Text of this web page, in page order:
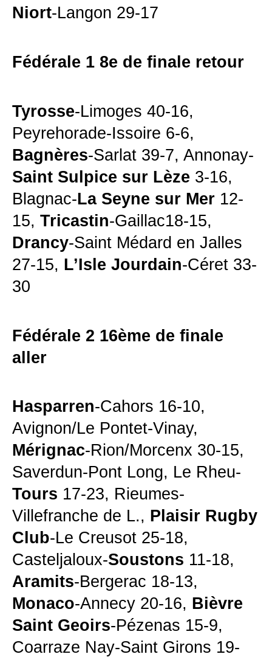
Niort-Langon 29-17
Fédérale 1 8e de finale retour
Tyrosse-Limoges 40-16,
Peyrehorade-Issoire 6-6,
Bagnères-Sarlat 39-7, Annonay-
Saint Sulpice sur Lèze 3-16,
Blagnac-La Seyne sur Mer 12-
15, Tricastin-Gaillac18-15,
Drancy-Saint Médard en Jalles
27-15, L’Isle Jourdain-Céret 33-
30
Fédérale 2 16ème de finale
aller
Hasparren-Cahors 16-10,
Avignon/Le Pontet-Vinay,
Mérignac-Rion/Morcenx 30-15,
Saverdun-Pont Long, Le Rheu-
Tours 17-23, Rieumes-
Villefranche de L., Plaisir Rugby
Club-Le Creusot 25-18,
Casteljaloux-Soustons 11-18,
Aramits-Bergerac 18-13,
Monaco-Annecy 20-16, Bièvre
Saint Geoirs-Pézenas 15-9,
Coarraze Nay-Saint Girons 19-